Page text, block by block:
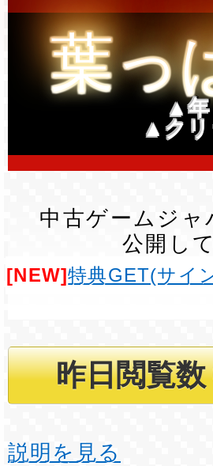
葉っ
▲年
▲クリ
中古ゲームジ
公開し
[NEW]特典GET(サイ
説明を見る